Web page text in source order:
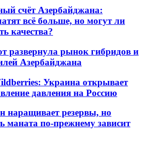
счёт Азербайджана:
всё больше, но могут ли
качества?
развернула рынок гибридов и
Азербайджана
Украина открывает
давления на Россию
наращивает резервы, но
маната по-прежнему зависит